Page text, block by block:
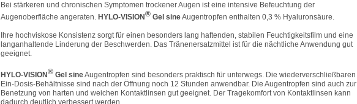
Bei stärkeren und chronischen Symptomen trockener Augen ist eine intensive Befeuchtung der
Augenoberfläche angeraten. HYLO-VISION®Gel sineAugentropfen enthalten 0,3 % Hyaluronsäure.
Ihre hochviskose Konsistenz sorgt für einen besonders lang haftenden, stabilen Feuchtigkeitsfilm und eine
langanhaltende Linderung der Beschwerden. Das Tränenersatzmittel ist für die nächtliche Anwendung gut
geeignet.
HYLO-VISION®Gel sineAugentropfen sind besonders praktisch für unterwegs. Die wiederverschließbaren
Ein-Dosis-Behältnisse sind nach der Öffnung noch 12 Stunden anwendbar. Die Augentropfen sind auch zur
Benetzung von harten und weichen Kontaktlinsen gut geeignet. Der Tragekomfort von Kontaktlinsen kann